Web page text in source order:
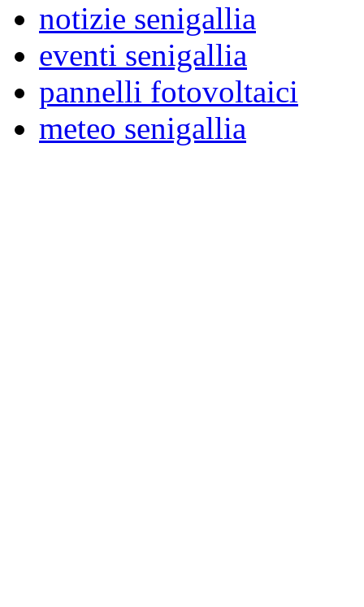
notizie senigallia
eventi senigallia
pannelli fotovoltaici
meteo senigallia